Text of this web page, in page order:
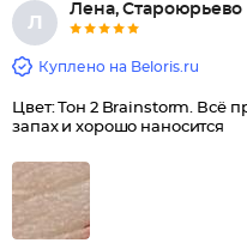
Л
Лена, Староюрьево
Куплено на Beloris.ru
Цвет: Тон 2 Brainstorm. Всё
запах и хорошо наносится